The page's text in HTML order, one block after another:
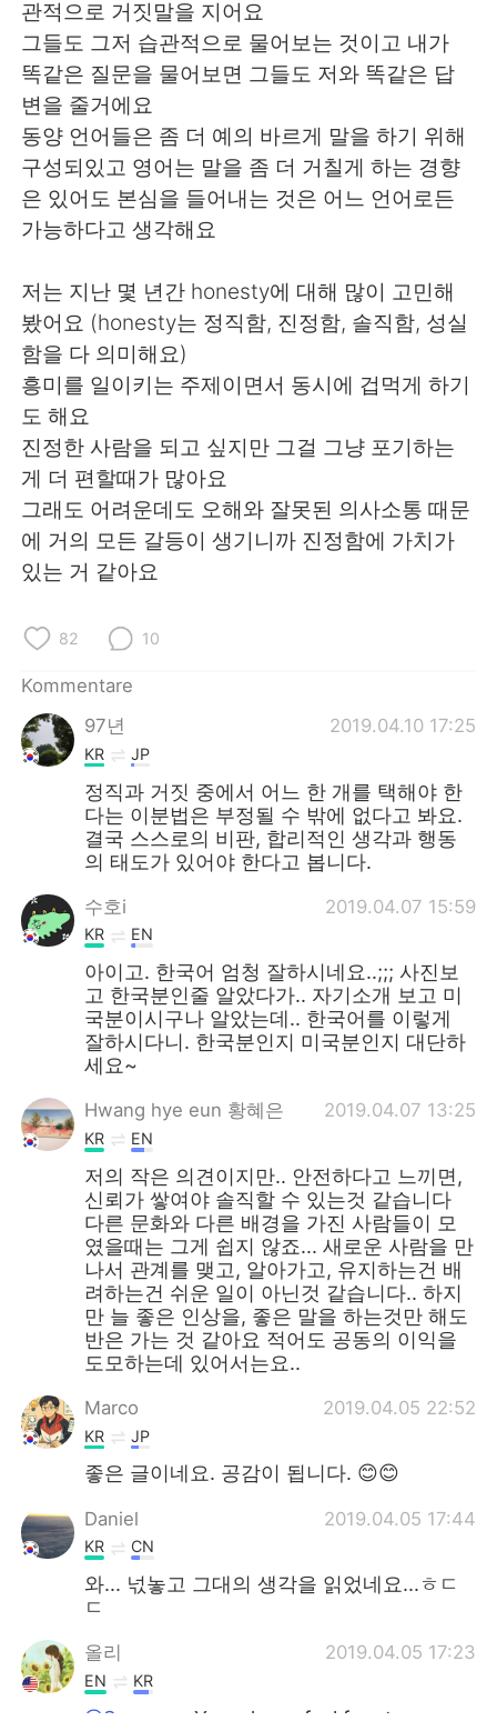
관적으로 거짓말을 지어요
그들도 그저 습관적으로 물어보는 것이고 내가
똑같은 질문을 물어보면 그들도 저와 똑같은 답
변을 줄거에요
동양 언어들은 좀 더 예의 바르게 말을 하기 위해
구성되있고 영어는 말을 좀 더 거칠게 하는 경향
은 있어도 본심을 들어내는 것은 어느 언어로든
가능하다고 생각해요
저는 지난 몇 년간 honesty에 대해 많이 고민해
봤어요 (honesty는 정직함, 진정함, 솔직함, 성실
함을 다 의미해요)
흥미를 일이키는 주제이면서 동시에 겁먹게 하기
도 해요
진정한 사람을 되고 싶지만 그걸 그냥 포기하는
게 더 편할때가 많아요
그래도 어려운데도 오해와 잘못된 의사소통 때문
에 거의 모든 갈등이 생기니까 진정함에 가치가
있는 거 같아요
82 10
Kommentare
97년
2019.04.10 17:25
KR JP
정직과 거짓 중에서 어느 한 개를 택해야 한
다는 이분법은 부정될 수 밖에 없다고 봐요.
결국 스스로의 비판, 합리적인 생각과 행동
의 태도가 있어야 한다고 봅니다.
수호i 2019.04.07 15:59
KR EN
아이고. 한국어 엄청 잘하시네요..;;; 사진보
고 한국분인줄 알았다가.. 자기소개 보고 미
국분이시구나 알았는데.. 한국어를 이렇게
잘하시다니. 한국분인지 미국분인지 대단하
세요~
Hwang hye eun 황혜은 2019.04.07 13:25
KR EN
저의 작은 의견이지만.. 안전하다고 느끼면,
신뢰가 쌓여야 솔직할 수 있는것 같습니다
다른 문화와 다른 배경을 가진 사람들이 모
였을때는 그게 쉽지 않죠... 새로운 사람을 만
나서 관계를 맺고, 알아가고, 유지하는건 배
려하는건 쉬운 일이 아닌것 같습니다.. 하지
만 늘 좋은 인상을, 좋은 말을 하는것만 해도
반은 가는 것 같아요 적어도 공동의 이익을
도모하는데 있어서는요..
Marco 2019.04.05 22:52
KR JP
좋은 글이네요. 공감이 됩니다. 😊😊
Daniel 2019.04.05 17:44
KR CN
와... 넋놓고 그대의 생각을 읽었네요...ㅎㄷ
ㄷ
올리 2019.04.05 17:23
EN KR
@Soyoung
Yes, please feel free to